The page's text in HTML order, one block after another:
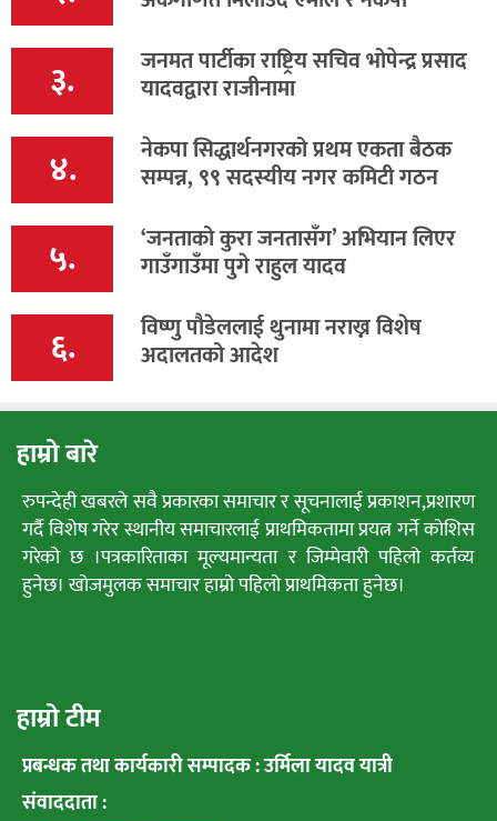
३. जनमत पार्टीका राष्ट्रिय सचिव भोपेन्द्र प्रसाद
यादवद्वारा राजीनामा
४. नेकपा सिद्धार्थनगरको प्रथम एकता बैठक
सम्पन्न, ९९ सदस्यीय नगर कमिटी गठन
५. ‘जनताको कुरा जनतासँग’ अभियान लिएर
गाउँगाउँमा पुगे राहुल यादव
६. विष्णु पौडेललाई थुनामा नराख्न विशेष
अदालतको आदेश
हाम्रो बारे
रुपन्देही खबरले सवै प्रकारका समाचार र सूचनालाई प्रकाशन,प्रशारण
गर्दै विशेष गरेर स्थानीय समाचारलाई प्राथमिकतामा प्रयत्न गर्ने कोशिस
गरेको छ ।पत्रकारिताका मूल्यमान्यता र जिम्मेवारी पहिलो कर्तव्य
हुनेछ। खोजमुलक समाचार हाम्रो पहिलो प्राथमिकता हुनेछ।
हाम्रो टीम
प्रबन्धक तथा कार्यकारी सम्पादक : उर्मिला यादव यात्री
संवाददाता :